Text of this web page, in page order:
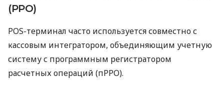
(РРО)
POS-терминал часто используется совместно с
кассовым интегратором, объединяющим учетную
систему с программным регистратором
расчетных операций (пРРО).